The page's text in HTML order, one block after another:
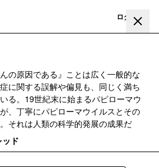
ログイン
の原因である』ことは広く一般的な
に関する誤解や偏見も、同じく満ち
る。19世紀末に始まるパピローマウ
、丁寧にパピローマウイルスとその
それは人類の科学的発展の成果だ
ッド